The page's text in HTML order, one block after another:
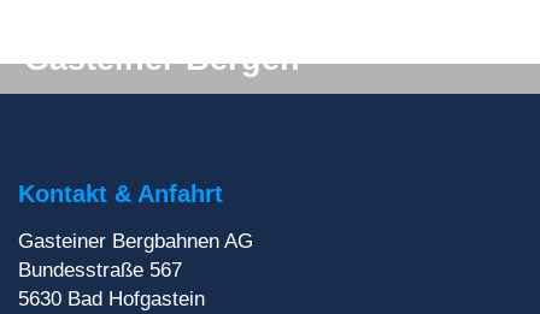
Gasteiner Bergen
Postfach!
Zur Newsletteranmeldung
Kontakt & Anfahrt
Gasteiner Bergbahnen AG
Bundesstraße 567
5630 Bad Hofgastein